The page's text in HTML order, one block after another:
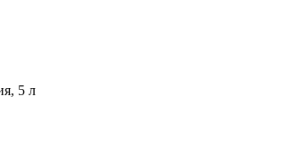
5 л